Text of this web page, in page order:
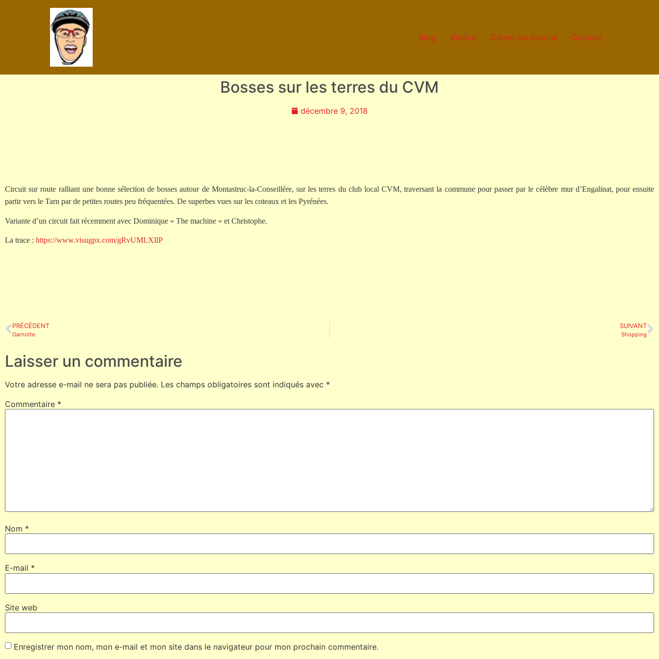
Blog Vidéos Carnet de dessins Contact
Bosses sur les terres du CVM
décembre 9, 2018
Circuit sur route ralliant une bonne sélection de bosses autour de Montastruc-la-Conseillère, sur les terres du club local CVM, traversant la commune pour passer par le célèbre mur d’Engalinat, pour ensuite
partir vers le Tarn par de petites routes peu fréquentées. De superbes vues sur les coteaux et les Pyrénées.
Variante d’un circuit fait récemment avec Dominique « The machine » et Christophe.
La trace : https://www.visugpx.com/gRvUMLXIlP
PRÉCÉDENT
Garnotte
SUIVANT
Shopping
Laisser un commentaire
Votre adresse e-mail ne sera pas publiée. Les champs obligatoires sont indiqués avec *
Commentaire *
Nom *
E-mail *
Site web
Enregistrer mon nom, mon e-mail et mon site dans le navigateur pour mon prochain commentaire.